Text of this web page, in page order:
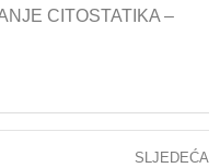
CITOSTATIKA –
SLJEDEĆA